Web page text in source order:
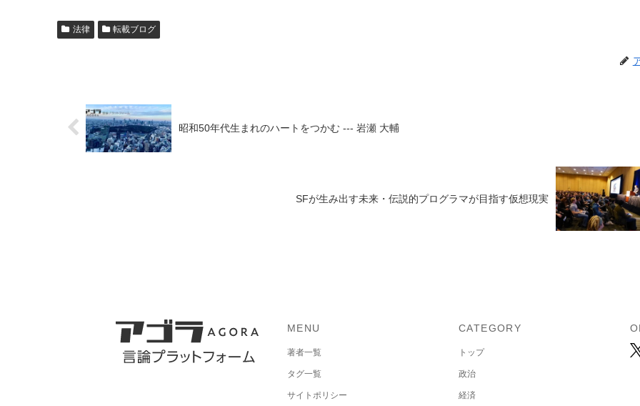
法律 転載ブログ
昭和50年代生まれのハートをつかむ --- 岩瀬 大輔
SFが生み出す未来・伝説的プログラマが目指す仮想現実
MENU
著者一覧
タグ一覧
サイトポリシー
CATEGORY
トップ
政治
経済